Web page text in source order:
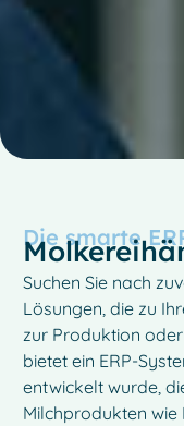
Die smarte
Suchen Sie nach
Lösungen, die zu
zur Produktion
bietet ein ERP-
entwickelt wurde,
Milchprodukten wie